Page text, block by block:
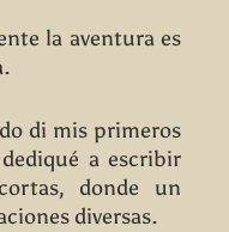
la aventura es
di mis primeros
a escribir
donde un
diversas.